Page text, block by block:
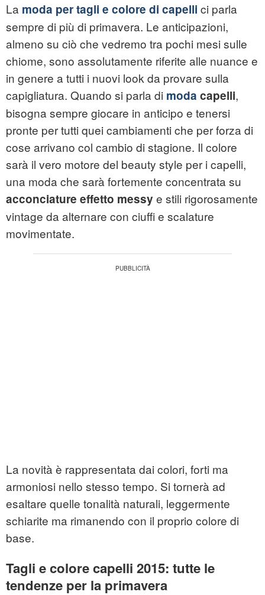
La moda per tagli e colore di capelli ci parla
sempre di più di primavera. Le anticipazioni,
almeno su ciò che vedremo tra pochi mesi sulle
chiome, sono assolutamente riferite alle nuance e
in genere a tutti i nuovi look da provare sulla
capigliatura. Quando si parla di moda capelli,
bisogna sempre giocare in anticipo e tenersi
pronte per tutti quei cambiamenti che per forza di
cose arrivano col cambio di stagione. Il colore
sarà il vero motore del beauty style per i capelli,
una moda che sarà fortemente concentrata su
acconciature effetto messy e stili rigorosamente
vintage da alternare con ciuffi e scalature
movimentate.
La novità è rappresentata dai colori, forti ma
armoniosi nello stesso tempo. Si tornerà ad
esaltare quelle tonalità naturali, leggermente
schiarite ma rimanendo con il proprio colore di
base.
Tagli e colore capelli 2015: tutte le
tendenze per la primavera